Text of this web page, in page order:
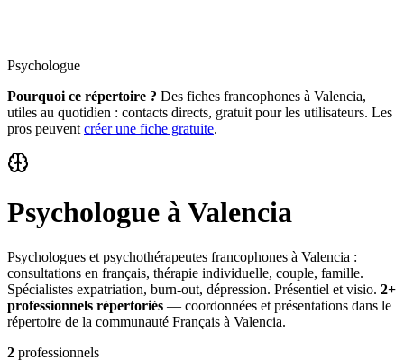
Psychologue
Pourquoi ce répertoire ? Des fiches francophones à Valencia,
utiles au quotidien : contacts directs, gratuit pour les utilisateurs. Les
pros peuvent créer une fiche gratuite.
Psychologue à Valencia
Psychologues et psychothérapeutes francophones à Valencia :
consultations en français, thérapie individuelle, couple, famille.
Spécialistes expatriation, burn-out, dépression. Présentiel et visio. 2+
professionnels répertoriés — coordonnées et présentations dans le
répertoire de la communauté Français à Valencia.
2 professionnels